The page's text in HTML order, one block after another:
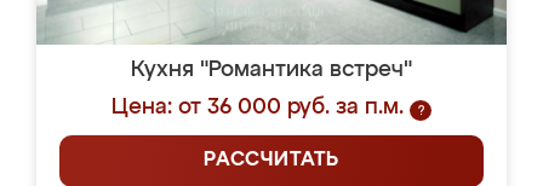
Кухня "Романтика встреч"
Цена: от 36 000 руб. за п.м.
?
РАССЧИТАТЬ